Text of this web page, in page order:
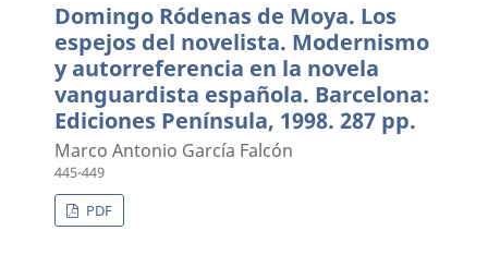
Domingo Ródenas de Moya. Los
espejos del novelista. Modernismo
y autorreferencia en la novela
vanguardista española. Barcelona:
Ediciones Península, 1998. 287 pp.
Marco Antonio García Falcón
445-449
PDF